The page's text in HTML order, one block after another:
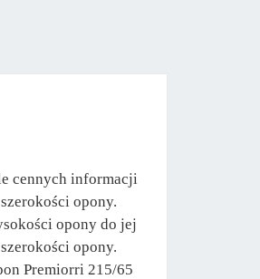
cennych informacji
opony.
opony do jej
opony.
Premiorri 215/65